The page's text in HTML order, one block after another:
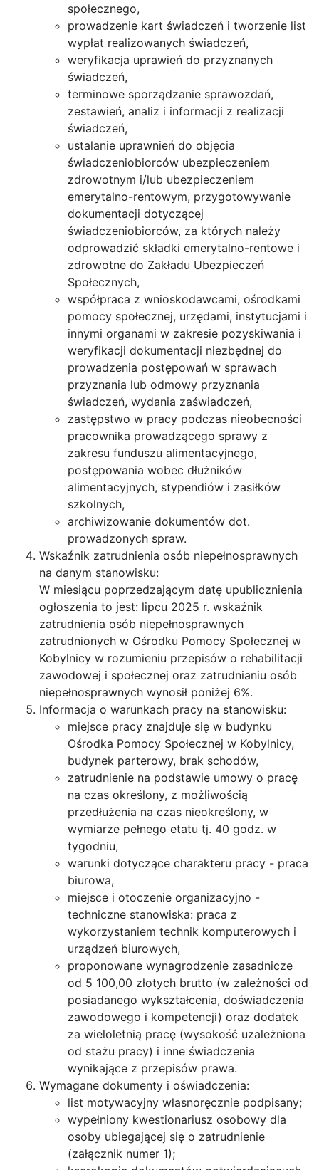
społecznego,
prowadzenie kart świadczeń i tworzenie list
wypłat realizowanych świadczeń,
weryfikacja uprawień do przyznanych
świadczeń,
terminowe sporządzanie sprawozdań,
zestawień, analiz i informacji z realizacji
świadczeń,
ustalanie uprawnień do objęcia
świadczeniobiorców ubezpieczeniem
zdrowotnym i/lub ubezpieczeniem
emerytalno-rentowym, przygotowywanie
dokumentacji dotyczącej
świadczeniobiorców, za których należy
odprowadzić składki emerytalno-rentowe i
zdrowotne do Zakładu Ubezpieczeń
Społecznych,
współpraca z wnioskodawcami, ośrodkami
pomocy społecznej, urzędami, instytucjami i
innymi organami w zakresie pozyskiwania i
weryfikacji dokumentacji niezbędnej do
prowadzenia postępowań w sprawach
przyznania lub odmowy przyznania
świadczeń, wydania zaświadczeń,
zastępstwo w pracy podczas nieobecności
pracownika prowadzącego sprawy z
zakresu funduszu alimentacyjnego,
postępowania wobec dłużników
alimentacyjnych, stypendiów i zasiłków
szkolnych,
archiwizowanie dokumentów dot.
prowadzonych spraw.
Wskaźnik zatrudnienia osób niepełnosprawnych
na danym stanowisku:
W miesiącu poprzedzającym datę upublicznienia
ogłoszenia to jest: lipcu 2025 r. wskaźnik
zatrudnienia osób niepełnosprawnych
zatrudnionych w Ośrodku Pomocy Społecznej w
Kobylnicy w rozumieniu przepisów o rehabilitacji
zawodowej i społecznej oraz zatrudnianiu osób
niepełnosprawnych wynosił poniżej 6%.
Informacja o warunkach pracy na stanowisku:
miejsce pracy znajduje się w budynku
Ośrodka Pomocy Społecznej w Kobylnicy,
budynek parterowy, brak schodów,
zatrudnienie na podstawie umowy o pracę
na czas określony, z możliwością
przedłużenia na czas nieokreślony, w
wymiarze pełnego etatu tj. 40 godz. w
tygodniu,
warunki dotyczące charakteru pracy - praca
biurowa,
miejsce i otoczenie organizacyjno -
techniczne stanowiska: praca z
wykorzystaniem technik komputerowych i
urządzeń biurowych,
proponowane wynagrodzenie zasadnicze
od 5 100,00 złotych brutto (w zależności od
posiadanego wykształcenia, doświadczenia
zawodowego i kompetencji) oraz dodatek
za wieloletnią pracę (wysokość uzależniona
od stażu pracy) i inne świadczenia
wynikające z przepisów prawa.
Wymagane dokumenty i oświadczenia:
list motywacyjny własnoręcznie podpisany;
wypełniony kwestionariusz osobowy dla
osoby ubiegającej się o zatrudnienie
(załącznik numer 1);